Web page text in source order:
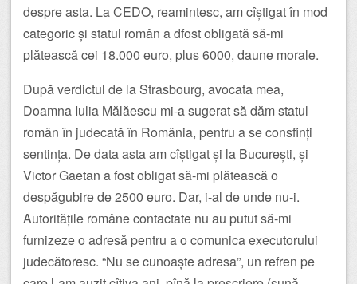
despre asta. La CEDO, reamintesc, am cîștigat în mod
categoric și statul român a dfost obligată să-mi
plătească cei 18.000 euro, plus 6000, daune morale.
După verdictul de la Strasbourg, avocata mea,
Doamna Iulia Mălăescu mi-a sugerat să dăm statul
român în judecată în România, pentru a se consfinți
sentința. De data asta am cîștigat și la București, și
Victor Gaetan a fost obligat să-mi plătească o
despăgubire de 2500 euro. Dar, i-al de unde nu-i.
Autoritățile române contactate nu au putut să-mi
furnizeze o adresă pentru a o comunica executorului
judecătoresc. “Nu se cunoaște adresa”, un refren pe